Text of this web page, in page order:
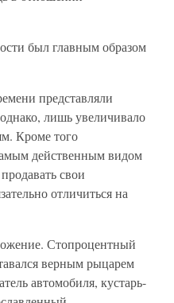
был главным образом
представляли
лишь увеличивало
Кроме того
действенным видом
свои
отличиться на
Стопроцентный
верным рыцарем
автомобиля, кустарь-